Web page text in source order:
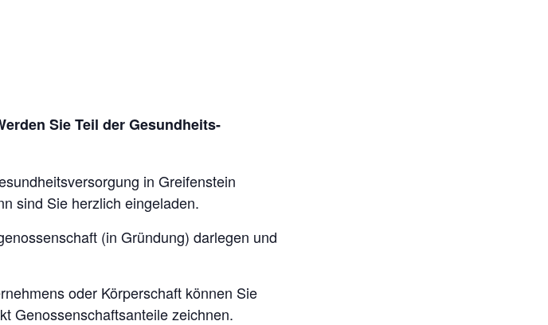
Sie Teil der Gesundheits-
in Greifenstein
sind Sie herzlich eingeladen.
(in Gründung) darlegen und
oder Körperschaft können Sie
Genossenschaftsanteile zeichnen.